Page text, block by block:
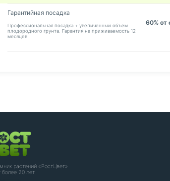
Гарантийная посадка
Профессиональная посадка + увеличенный объем
плодородного грунта. Гарантия на приживаемость 12
месяцев
60% от
растений «РостЦвет»
более 20 лет